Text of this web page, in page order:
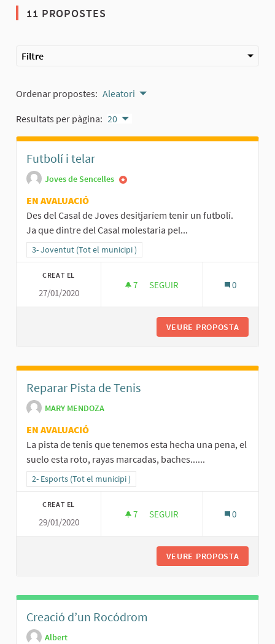
11 PROPOSTES
Filtre
Ordenar propostes: Aleatori
Resultats per pàgina: 20
Futbolí i telar
Joves de Sencelles
EN AVALUACIÓ
Des del Casal de Joves desitjaríem tenir un futbolí.
Ja que dintre del Casal molestaria pel...
Resultats al filtrar per la categoria: 3- Joventut (Tot el municipi )
3- Joventut (Tot el municipi )
CREAT EL
27/01/2020
7 7 SEGUIDORES
SEGUIR 0
VEURE PROPOSTA
Reparar Pista de Tenis
MARY MENDOZA
EN AVALUACIÓ
La pista de tenis que tenemos esta hecha una pena, el
suelo esta roto, rayas marcadas, baches......
Resultats al filtrar per la categoria: 2- Esports (Tot el municipi )
2- Esports (Tot el municipi )
CREAT EL
29/01/2020
7 7 SEGUIDORES
SEGUIR 0
VEURE PROPOSTA
Creació d’un Rocódrom
Albert